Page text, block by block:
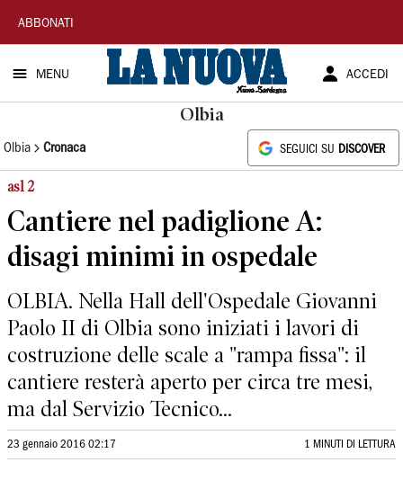
La
Nuova
Sardegna
ABBONATI
MENU ACCEDI
Olbia
Olbia Cronaca SEGUICI SU DISCOVER
asl 2
Cantiere nel padiglione A:
disagi minimi in ospedale
OLBIA. Nella Hall dell'Ospedale Giovanni
Paolo II di Olbia sono iniziati i lavori di
costruzione delle scale a "rampa fissa": il
cantiere resterà aperto per circa tre mesi,
ma dal Servizio Tecnico...
23 gennaio 2016 02:17 1 MINUTI DI LETTURA